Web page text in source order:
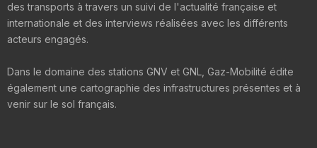
des transports à travers un suivi de l'actualité française et
internationale et des interviews réalisées avec les différents
acteurs engagés.
Dans le domaine des stations GNV et GNL, Gaz-Mobilité édite
également une cartographie des infrastructures présentes et à
venir sur le sol français.